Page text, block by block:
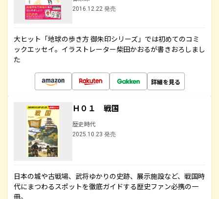
2016.12.22 発売
大ヒット「地球の歩き方 御朱印シリーズ」では初めてのコミ
ックエッセイ。イラストレーター柴田かおるが書きおろしまし
た
詳細を見る
Ｈ０１ 戦国
歴史時代
2025.10.23 発売
日本の城や古戦場、武将ゆかりの史跡、展示施設など、戦国時
代にまつわるスポットを徹底ガイドする歴史ファン必携の一
冊。